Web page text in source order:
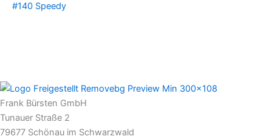
#140 Speedy
Frank Bürsten GmbH
Tunauer Straße 2
79677 Schönau im Schwarzwald